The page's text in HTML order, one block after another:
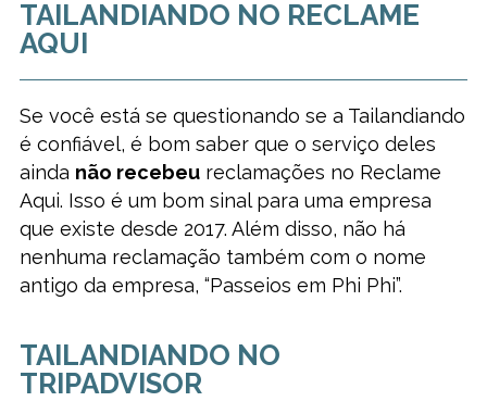
TAILANDIANDO NO RECLAME
AQUI
Se você está se questionando se a Tailandiando
é confiável, é bom saber que o serviço deles
ainda não recebeureclamações no Reclame
Aqui. Isso é um bom sinal para uma empresa
que existe desde 2017. Além disso, não há
nenhuma reclamação também com o nome
antigo da empresa, “Passeios em Phi Phi”.
TAILANDIANDO NO
TRIPADVISOR